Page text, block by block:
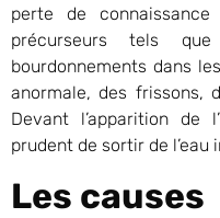
perte de connaissance
précurseurs tels
bourdonnements dans
anormale, des frissons,
Devant l’apparition de
prudent de sortir de l’eau
Les causes